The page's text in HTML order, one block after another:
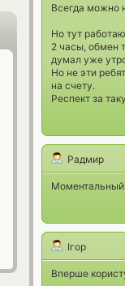
Всегда можно
Но тут
2 часы, обмен
думал уже
Но не эти
на счету.
Респект за
Радмир
Ігор
Вперше